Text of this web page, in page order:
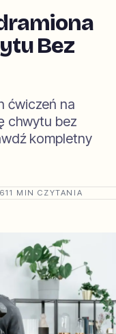
Bez
ćwiczeń na
chwytu bez
kompletny
11 MIN CZYTANIA